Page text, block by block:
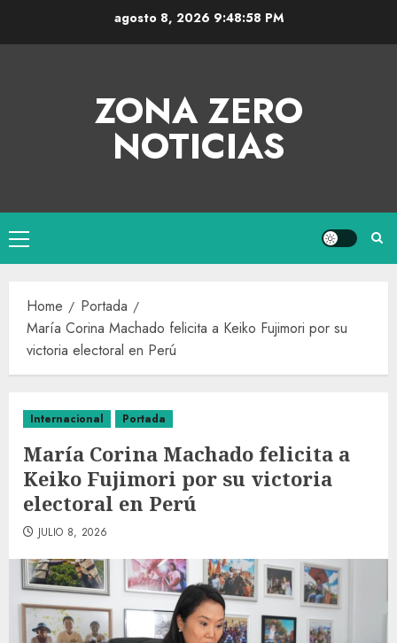
agosto 8, 2026 9:48:59 PM
ZONA ZERO
NOTICIAS
Home
Portada
María Corina Machado felicita a Keiko Fujimori por su
victoria electoral en Perú
Internacional Portada
María Corina Machado felicita a
Keiko Fujimori por su victoria
electoral en Perú
JULIO 8, 2026